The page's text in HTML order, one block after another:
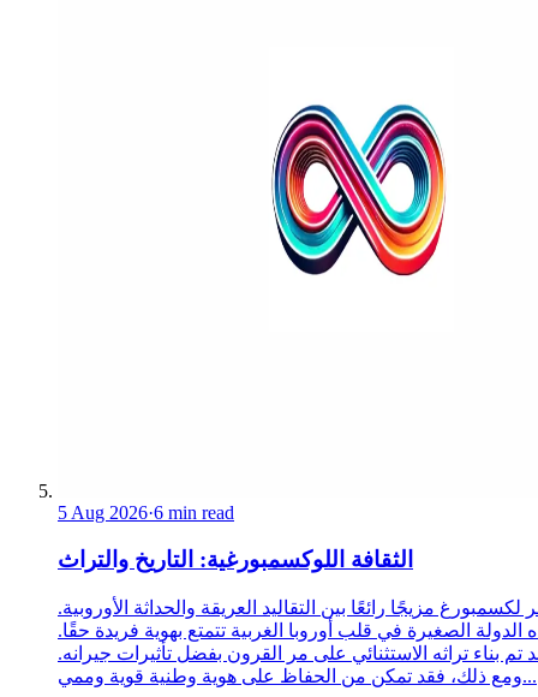
5 Aug 2026·6 min read
الثقافة اللوكسمبورغية: التاريخ والتراث
لكسمبورغ مزيجًا رائعًا بين التقاليد العريقة والحداثة الأوروبية.
الدولة الصغيرة في قلب أوروبا الغربية تتمتع بهوية فريدة حقًا.
تم بناء تراثه الاستثنائي على مر القرون بفضل تأثيرات جيرانه.
ومع ذلك، فقد تمكن من الحفاظ على هوية وطنية قوية وممي...